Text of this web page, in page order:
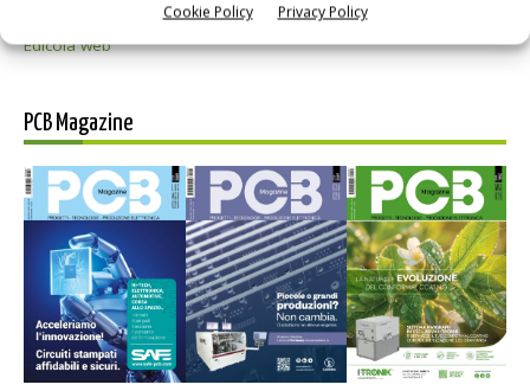
Cookie Policy Privacy Policy
Edicola web
PCB Magazine